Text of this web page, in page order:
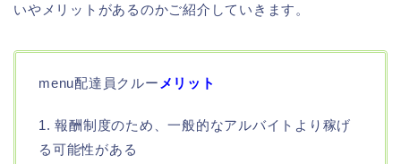
いやメリットがあるのかご紹介していきます。
menu配達員クルー メリット
1. 報酬制度のため、一般的なアルバイトより稼げ
る可能性がある